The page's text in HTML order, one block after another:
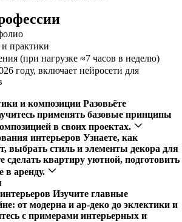
и практики
(при нагрузке ≈7 часов в неделю)
году, включает нейросети для
и композиции Разовьёте
применять базовые принципы
в своих проектах.
интерьеров Узнаете, как
выбрать стиль и элементы декора для
квартиру уютной, подготовить
в аренду.
Изучите главные
от модерна и ар-деко до эклектики и
с примерами интерьерных и